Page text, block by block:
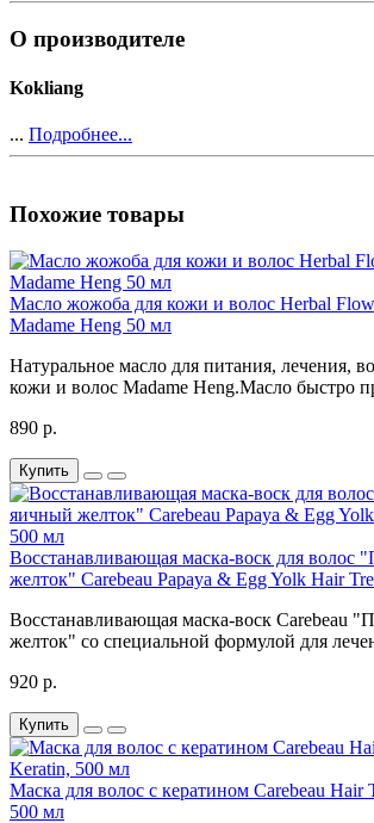
О производителе
Kokliang
... Подробнее...
Похожие товары
Масло жожоба для кожи и волос Herbal
Madame Heng 50 мл
Натуральное масло для питания, лечения,
кожи и волос Madame Heng.Масло быстро
890 р.
Купить
Восстанавливающая маска-воск для волос
желток" Carebeau Papaya & Egg Yolk Hair
Восстанавливающая маска-воск Carebeau
желток" со специальной формулой для
920 р.
Купить
Маска для волос с кератином Carebeau Hair
500 мл